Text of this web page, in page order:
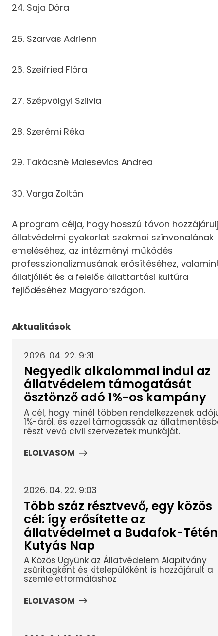
24. Saja Dóra
25. Szarvas Adrienn
26. Szeifried Flóra
27. Szépvölgyi Szilvia
28. Szerémi Réka
29. Takácsné Malesevics Andrea
30. Varga Zoltán
A program célja, hogy hosszú távon
állatvédelmi gyakorlat szakmai színvonalának
emeléséhez, az intézményi működés
professzionalizmusának erősítéséhez,
állatjóllét és a felelős állattartási kultúra
fejlődéséhez Magyarországon.
Aktualitások
2026. 04. 22. 9:31
Negyedik alkalommal indul az
állatvédelem támogatását
ösztönző adó 1%-os kampány
A cél, hogy minél többen rendelkezzenek
1%-áról, és ezzel támogassák az
részt vevő civil szervezetek munkáját.
ELOLVASOM
2026. 04. 22. 9:03
Több száz résztvevő, egy közös
cél: így erősítette az
állatvédelmet a Budafok-
Kutyás Nap
A Közös Ügyünk az Állatvédelem Alapítvány
zsűritagként és kitelepülőként is hozzájárult a
szemléletformáláshoz
ELOLVASOM